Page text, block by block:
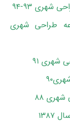
شهری ۹۳-۹۴
طراحی شهری
شهری ۹۱
۸۸